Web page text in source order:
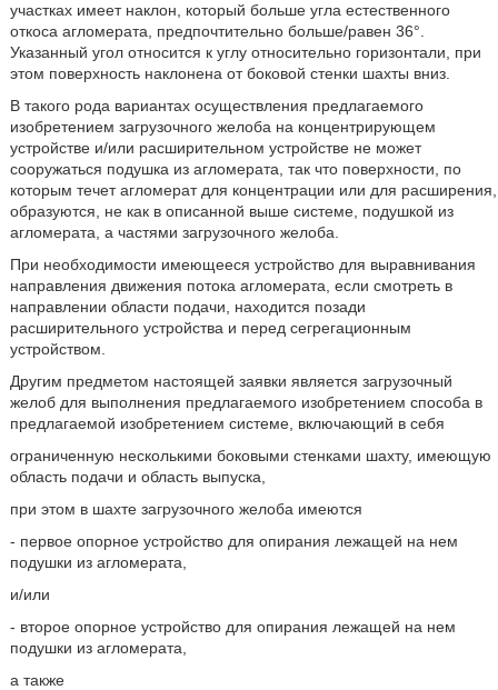
участках имеет наклон, который больше угла естественного
откоса агломерата, предпочтительно больше/равен 36°.
Указанный угол относится к углу относительно горизонтали, при
этом поверхность наклонена от боковой стенки шахты вниз.
В такого рода вариантах осуществления предлагаемого
изобретением загрузочного желоба на концентрирующем
устройстве и/или расширительном устройстве не может
сооружаться подушка из агломерата, так что поверхности, по
которым течет агломерат для концентрации или для расширения,
образуются, не как в описанной выше системе, подушкой из
агломерата, а частями загрузочного желоба.
При необходимости имеющееся устройство для выравнивания
направления движения потока агломерата, если смотреть в
направлении области подачи, находится позади
расширительного устройства и перед сегрегационным
устройством.
Другим предметом настоящей заявки является загрузочный
желоб для выполнения предлагаемого изобретением способа в
предлагаемой изобретением системе, включающий в себя
ограниченную несколькими боковыми стенками шахту, имеющую
область подачи и область выпуска,
при этом в шахте загрузочного желоба имеются
- первое опорное устройство для опирания лежащей на нем
подушки из агломерата,
и/или
- второе опорное устройство для опирания лежащей на нем
подушки из агломерата,
а также